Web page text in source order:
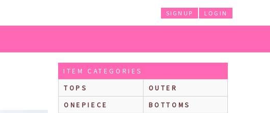
LOGIN
SIGNUP
ITEM CATEGORIES
TOPS
OUTER
ONEPIECE
BOTTOMS